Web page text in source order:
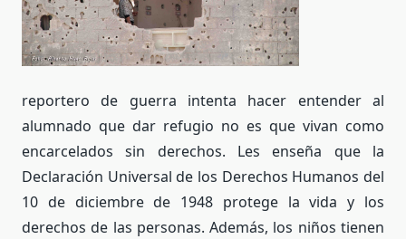
reportero de guerra intenta hacer entender al
alumnado que dar refugio no es que vivan como
encarcelados sin derechos. Les enseña que la
Declaración Universal de los Derechos Humanos del
10 de diciembre de 1948 protege la vida y los
derechos de las personas. Además, los niños tienen